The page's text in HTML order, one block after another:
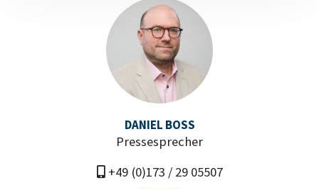
DANIEL BOSS
Pressesprecher
+49 (0)173 / 29 05507